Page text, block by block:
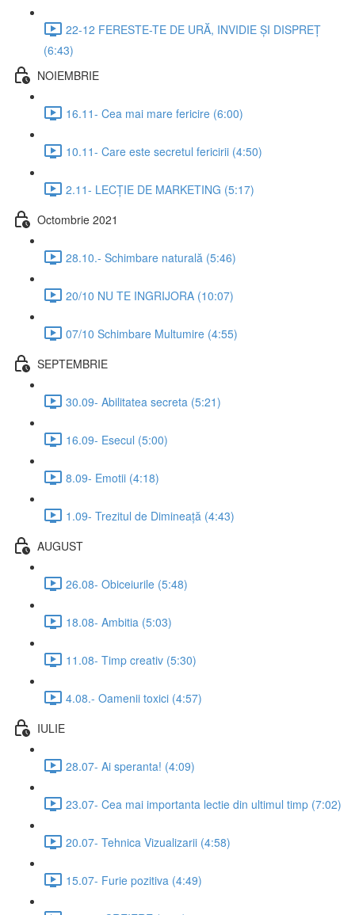
22-12 FERESTE-TE DE URĂ, INVIDIE ȘI DISPREȚ
(6:43)
NOIEMBRIE
16.11- Cea mai mare fericire (6:00)
10.11- Care este secretul fericirii (4:50)
2.11- LECȚIE DE MARKETING (5:17)
Octombrie 2021
28.10.- Schimbare naturală (5:46)
20/10 NU TE INGRIJORA (10:07)
07/10 Schimbare Multumire (4:55)
SEPTEMBRIE
30.09- Abilitatea secreta (5:21)
16.09- Esecul (5:00)
8.09- Emotii (4:18)
1.09- Trezitul de Dimineață (4:43)
AUGUST
26.08- Obiceiurile (5:48)
18.08- Ambitia (5:03)
11.08- Timp creativ (5:30)
4.08.- Oamenii toxici (4:57)
IULIE
28.07- Ai speranta! (4:09)
23.07- Cea mai importanta lectie din ultimul timp (7:02)
20.07- Tehnica Vizualizarii (4:58)
15.07- Furie pozitiva (4:49)